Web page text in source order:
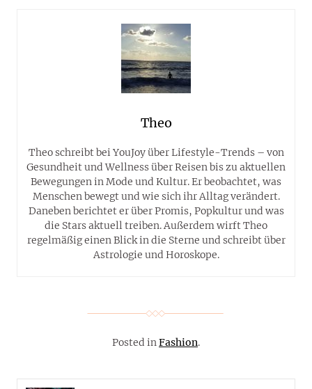
Theo
Theo schreibt bei YouJoy über Lifestyle-Trends – von
Gesundheit und Wellness über Reisen bis zu aktuellen
Bewegungen in Mode und Kultur. Er beobachtet, was
Menschen bewegt und wie sich ihr Alltag verändert.
Daneben berichtet er über Promis, Popkultur und was
die Stars aktuell treiben. Außerdem wirft Theo
regelmäßig einen Blick in die Sterne und schreibt über
Astrologie und Horoskope.
Posted inFashion.